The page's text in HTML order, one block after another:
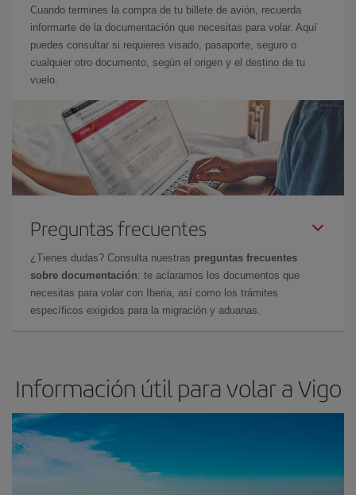
Cuando termines la compra de tu billete de avión, recuerda
informarte de la documentación que necesitas para volar. Aquí
puedes consultar si requieres visado, pasaporte, seguro o
cualquier otro documento, según el origen y el destino de tu
vuelo.
Preguntas frecuentes
¿Tienes dudas? Consulta nuestras preguntas frecuentes
sobre documentación: te aclaramos los documentos que
necesitas para volar con Iberia, así como los trámites
específicos exigidos para la migración y aduanas.
Información útil para volar a Vigo